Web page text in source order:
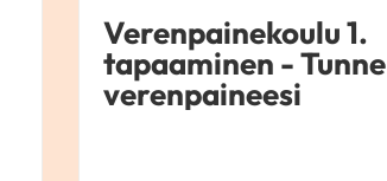
Verenpainekoulu 1.
tapaaminen - Tunne
verenpaineesi